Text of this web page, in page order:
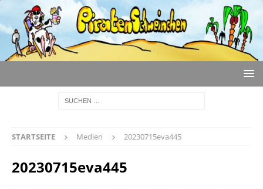
STARTSEITE Medien 20230715eva445
20230715eva445